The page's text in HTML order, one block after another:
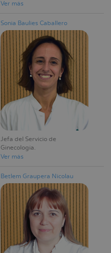
Ver más
Sonia Baulies Caballero
Jefa del Servicio de
Ginecología
Ver más
Betlem Graupera Nicolau